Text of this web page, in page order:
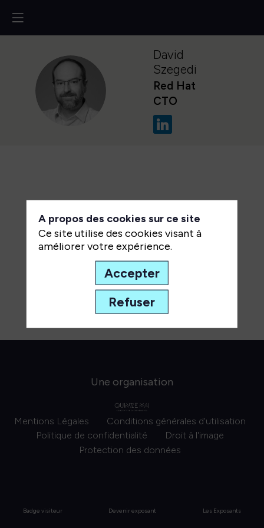
DS
David
Szegedi
Red Hat
CTO
Une organisation
Mentions Légales
Conditions générales d'utilisation
Politique de confidentialité
Droit à l'image
Protection des données
Badge visiteur Devenir exposant Les Exposants
A propos des cookies sur ce site
Ce site utilise des cookies visant à
améliorer votre expérience.
Accepter
Refuser